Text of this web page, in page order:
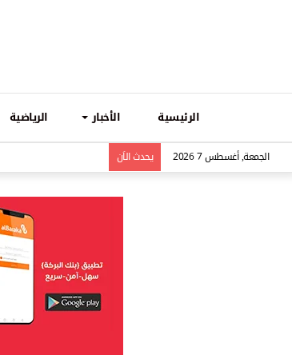
الرئيسية الأخبار الرياضية
الجمعة, أغسطس 7 2026 يحدث الاَن